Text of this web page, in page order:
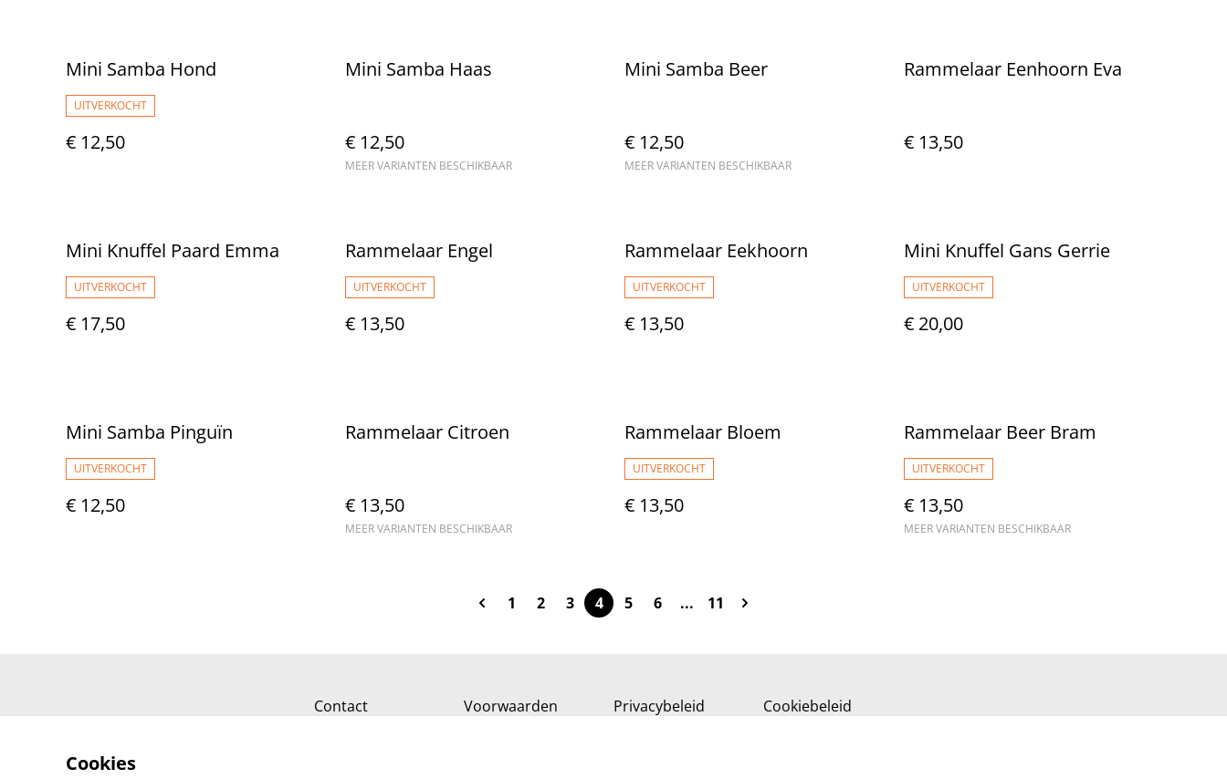
Mini Samba Hond
UITVERKOCHT
€ 12,50
Mini Samba Haas
€ 12,50
MEER VARIANTEN BESCHIKBAAR
Mini Samba Beer
€ 12,50
MEER VARIANTEN BESCHIKBAAR
Rammelaar Eenhoorn Eva
€ 13,50
Mini Knuffel Paard Emma
UITVERKOCHT
€ 17,50
Rammelaar Engel
UITVERKOCHT
€ 13,50
Rammelaar Eekhoorn
UITVERKOCHT
€ 13,50
Mini Knuffel Gans Gerrie
UITVERKOCHT
€ 20,00
Mini Samba Pinguïn
UITVERKOCHT
€ 12,50
Rammelaar Citroen
€ 13,50
MEER VARIANTEN BESCHIKBAAR
Rammelaar Bloem
UITVERKOCHT
€ 13,50
Rammelaar Beer Bram
UITVERKOCHT
€ 13,50
MEER VARIANTEN BESCHIKBAAR
1 2 3 4 5 6 ... 11
Contact Voorwaarden Privacybeleid Cookiebeleid
Cookies